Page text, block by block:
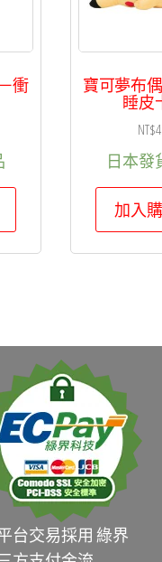
衝 寶可夢布
睡皮
NT$
日本發
加入
台交易採用 綠界